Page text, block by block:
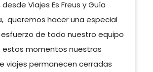
Viajes Es Freus y Guía
queremos hacer una especial
de todo nuestro equipo
estos momentos nuestras
viajes permanecen cerradas